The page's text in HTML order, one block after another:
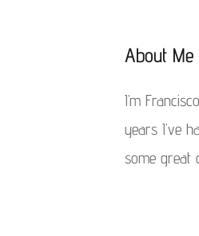
About Me
I’m
years I’ve
some great